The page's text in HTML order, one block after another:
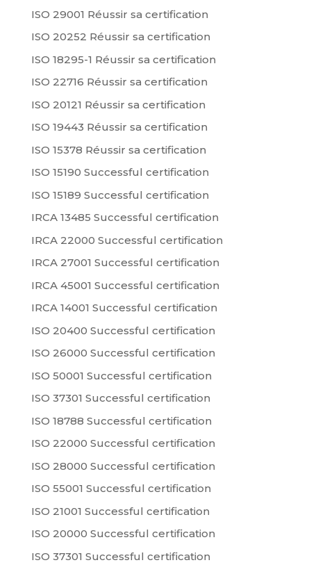
ISO 29001 Réussir sa certification
ISO 20252 Réussir sa certification
ISO 18295-1 Réussir sa certification
ISO 22716 Réussir sa certification
ISO 20121 Réussir sa certification
ISO 19443 Réussir sa certification
ISO 15378 Réussir sa certification
ISO 15190 Successful certification
ISO 15189 Successful certification
IRCA 13485 Successful certification
IRCA 22000 Successful certification
IRCA 27001 Successful certification
IRCA 45001 Successful certification
IRCA 14001 Successful certification
ISO 20400 Successful certification
ISO 26000 Successful certification
ISO 50001 Successful certification
ISO 37301 Successful certification
ISO 18788 Successful certification
ISO 22000 Successful certification
ISO 28000 Successful certification
ISO 55001 Successful certification
ISO 21001 Successful certification
ISO 20000 Successful certification
ISO 37301 Successful certification